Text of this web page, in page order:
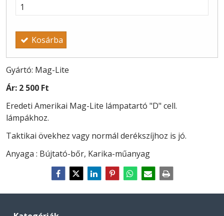
Kosárba
Gyártó: Mag-Lite
Ár: 2 500 Ft
Eredeti Amerikai Mag-Lite lámpatartó "D" cell.
lámpákhoz.
Taktikai övekhez vagy normál derékszíjhoz is jó.
Anyaga : Bújtató-bőr, Karika-műanyag